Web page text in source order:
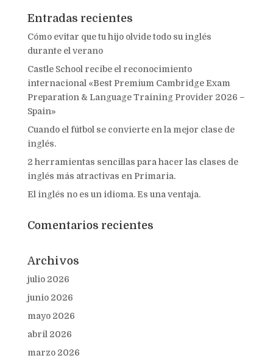
Entradas recientes
Cómo evitar que tu hijo olvide todo su inglés
durante el verano
Castle School recibe el reconocimiento
internacional «Best Premium Cambridge Exam
Preparation & Language Training Provider 2026 –
Spain»
Cuando el fútbol se convierte en la mejor clase de
inglés.
2 herramientas sencillas para hacer las clases de
inglés más atractivas en Primaria.
El inglés no es un idioma. Es una ventaja.
Comentarios recientes
Archivos
julio 2026
junio 2026
mayo 2026
abril 2026
marzo 2026